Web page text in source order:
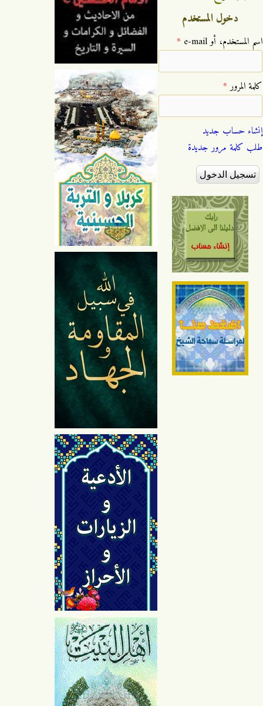
دخول المستخدم
‏اسم المستخدم، أو e-mail ‏ *
‏كلمة المرور ‏*
إنشاء حساب جديد
طلب كلمة مرور جديدة